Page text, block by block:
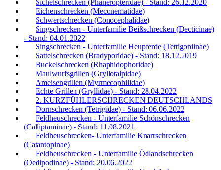
Sichelschrecken (Phaneropteridae) - Stand: 26.12.2020
Eichenschrecken (Meconematidae)
Schwertschrecken (Conocephalidae)
Singschrecken - Unterfamilie Beißschrecken (Decticinae)
- Stand: 04.01.2022
Singschrecken - Unterfamilie Heupferde (Tettigoniinae)
Sattelschrecken (Bradyporidae) - Stand: 18.12.2019
Buckelschrecken (Rhaphidophoridae)
Maulwurfsgrillen (Gryllotalpidae)
Ameisengrillen (Myrmecophilidae)
Echte Grillen (Gryllidae) - Stand: 28.04.2022
2. KURZFÜHLERSCHRECKEN DEUTSCHLANDS
Dornschrecken (Tetrigidae) - Stand: 06.06.2022
Feldheuschrecken - Unterfamilie Schönschrecken
(Calliptaminae) - Stand: 11.08.2021
Feldheuschrecken- Unterfamilie Knarrschrecken
(Catantopinae)
Feldheuschrecken - Unterfamilie Ödlandschrecken
(Oedipodinae) - Stand: 20.06.2022